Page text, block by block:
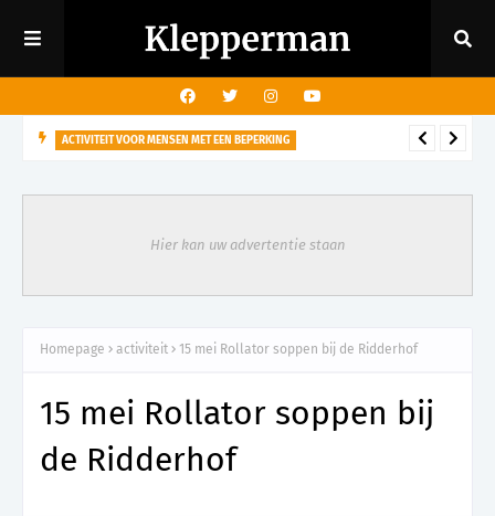
ACTIVITEIT VOOR MENSEN MET EEN BEPERKING
visuele beperking
Hier kan uw advertentie staan
Homepage activiteit 15 mei Rollator soppen bij de Ridderhof
15 mei Rollator soppen bij
de Ridderhof